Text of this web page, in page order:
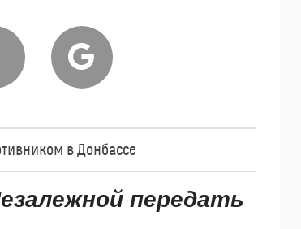
в Донбассе
передать